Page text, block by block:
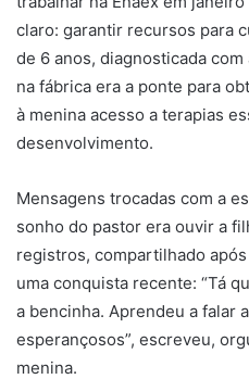
claro: garantir recursos para
de 6 anos, diagnosticada
na fábrica era a ponte para
à menina acesso a terapias
desenvolvimento.
Mensagens trocadas com a
sonho do pastor era ouvir a
registros, compartilhado
uma conquista recente: “Tá
a bencinha. Aprendeu a falar
esperançosos”, escreveu,
menina.